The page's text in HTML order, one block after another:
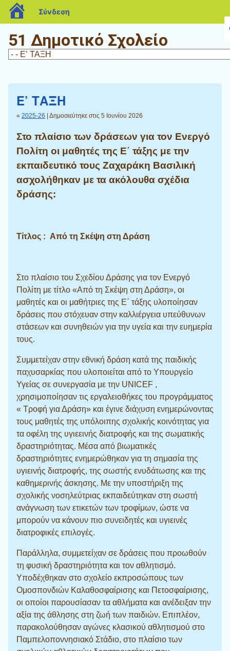
51 Δημοτικό Σχολείο
Ε’ ΤΑΞΗ
« 2025-26 | Δημοσιεύτηκε στις 5 Ιουνίου 2026
Στο πλαίσιο των δράσεων για τον Ενεργό
Πολίτη οι μαθητές της Ε΄ τάξης με την
εκπαιδευτικό τους Ζαχαράκη Βασιλική
ασχολήθηκαν με τα ακόλουθα σχέδια
δράσης:
Τίτλος : Από τη Σκέψη στη Δράση
Στο πλαίσιο του Σχεδίου Δράσης για τον Ενεργό
Πολίτη με τίτλο «Από τη Σκέψη στη Δράση», οι
μαθητές και οι μαθήτριες της Ε΄ τάξης υλοποίησαν
δράσεις που στόχευαν στην καλλιέργεια υπεύθυνων
στάσεων και συνηθειών για την υγεία και την ευημερία
τους.
Συμμετείχαν στην εθνική δράση κατά της παιδικής
παχυσαρκίας που υλοποιείται από το Υπουργείο
Υγείας σε συνεργασία με την UNICEF ,
χρησιμοποίησαν τις εργαλειοθήκες του προγράμματος
« Τροφή για Δράση» και έγινε διάχυση ενημερώνοντας
τους μαθητές της υπόλοιπης σχολικής κοινότητας για
τα οφέλη της υγιεεινής διατροφής και της σωματικής
δραστηριότητας. Μέσα από βιωματικές
δραστηριότητες ενημερώθηκαν για τη σημασία της
υγιεινής διατροφής, της σωστής ενυδάτωσης και της
καθημερινής άσκησης. Με την υποστήριξη της
σχολικής νοσηλεύτριας εκπαιδεύτηκαν στη σωστή
ανάγνωση των ετικετών των τροφίμων, ώστε να
μπορούν να κάνουν πιο συνειδητές και υγιεινές
διατροφικές επιλογές.
Παράλληλα, συμμετείχαν σε δράσεις που προωθούν
τη φυσική δραστηριότητα και τον αθλητισμό.
Υποδέχθηκαν στο σχολείο εκπροσώπους των
Ομοσπονδιών Καλαθοσφαίρισης και Πετοσφαίρισης,
οι οποίοι παρουσίασαν τα αθλήματα και ανέδειξαν την
αξία της άθλησης στη ζωή των παιδιών. Επιπλέον,
παρακολούθησαν αγώνες κλασικού αθλητισμού στο
Παμπελοποννησιακό Στάδιο, στο πλαίσιο των
blogs.sch.gr
Σύνδεση